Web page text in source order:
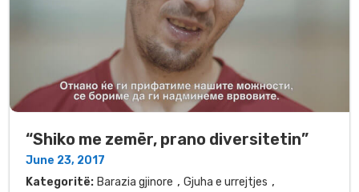
“Shiko me zemër, prano diversitetin”
June 23, 2017
Kategoritë: Barazia gjinore , Gjuha e urrejtjes ,